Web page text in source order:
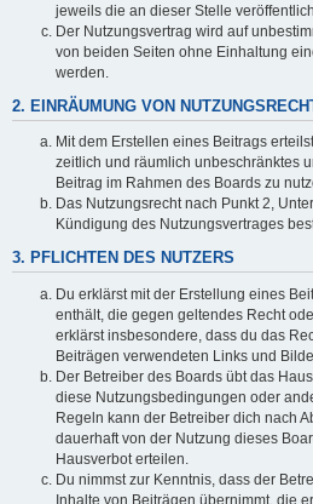
jeweils die an dieser Stelle
Der Nutzungsvertrag wird auf
von beiden Seiten ohne Einhaltung
werden.
2. EINRÄUMUNG VON
Mit dem Erstellen eines Beitrags
zeitlich und räumlich unbeschränktes
Beitrag im Rahmen des Boards zu
Das Nutzungsrecht nach Punkt 2,
Kündigung des Nutzungsvertrages
3. PFLICHTEN DES NUTZERS
Du erklärst mit der Erstellung eines
enthält, die gegen geltendes Recht
erklärst insbesondere, dass du das
Beiträgen verwendeten Links und
Der Betreiber des Boards übt das
diese Nutzungsbedingungen oder
Regeln kann der Betreiber dich nach
dauerhaft von der Nutzung dieses
Hausverbot erteilen.
Du nimmst zur Kenntnis, dass der
Inhalte von Beiträgen übernimmt, die